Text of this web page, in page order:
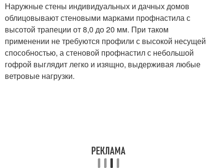
Наружные стены индивидуальных и дачных домов
облицовывают стеновыми марками профнастила с
высотой трапеции от 8,0 до 20 мм. При таком
применении не требуются профили с высокой несущей
способностью, а стеновой профнастил с небольшой
гофрой выглядит легко и изящно, выдерживая любые
ветровые нагрузки.